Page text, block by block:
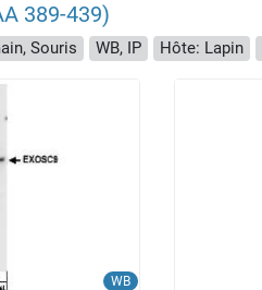
389-439)
Souris WB, IP Hôte: Lapin
WB